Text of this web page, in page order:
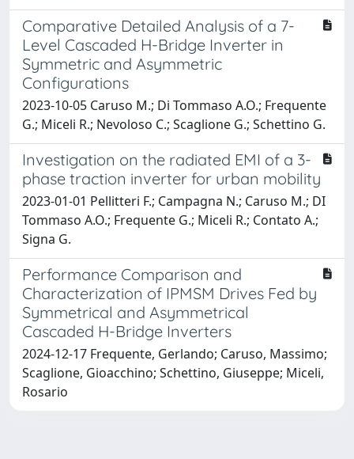
Comparative Detailed Analysis of a 7-
Level Cascaded H-Bridge Inverter in
Symmetric and Asymmetric
Configurations
2023-10-05 Caruso M.; Di Tommaso A.O.; Frequente
G.; Miceli R.; Nevoloso C.; Scaglione G.; Schettino G.
Investigation on the radiated EMI of a 3-
phase traction inverter for urban mobility
2023-01-01 Pellitteri F.; Campagna N.; Caruso M.; DI
Tommaso A.O.; Frequente G.; Miceli R.; Contato A.;
Signa G.
Performance Comparison and
Characterization of IPMSM Drives Fed by
Symmetrical and Asymmetrical
Cascaded H-Bridge Inverters
2024-12-17 Frequente, Gerlando; Caruso, Massimo;
Scaglione, Gioacchino; Schettino, Giuseppe; Miceli,
Rosario